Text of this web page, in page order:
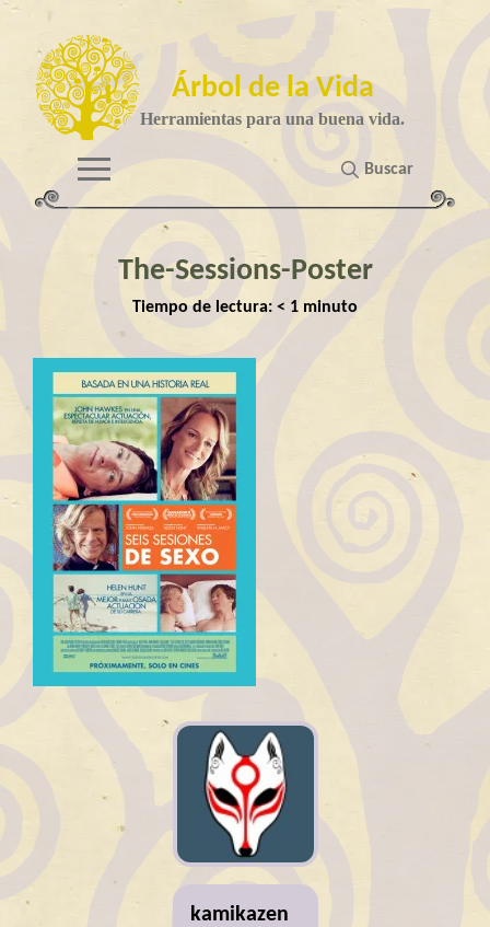
Árbol de la Vida
Herramientas para una buena vida.
Buscar
The-Sessions-Poster
Tiempo de lectura: < 1 minuto
kamikazen